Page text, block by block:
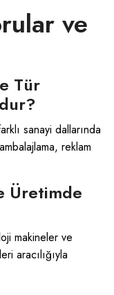
ve
Tür
sanayi dallarında
reklam
Üretimde
makineler ve
aracılığıyla